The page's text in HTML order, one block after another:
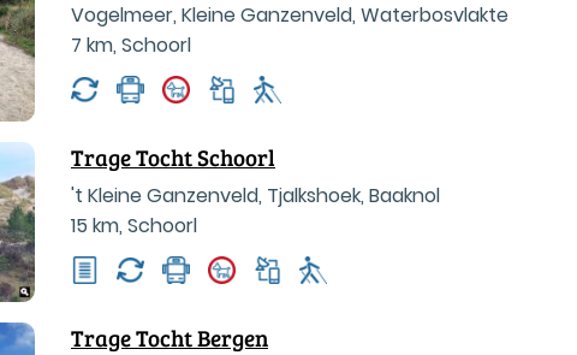
Vogelmeer, Kleine Ganzenveld, Waterbosvlakte
7 km, Schoorl
Trage Tocht Schoorl
't Kleine Ganzenveld, Tjalkshoek, Baaknol
15 km, Schoorl
Trage Tocht Bergen